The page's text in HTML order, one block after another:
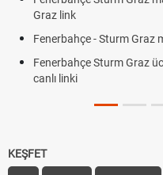
Graz link
Fenerbahçe - Sturm Graz
Fenerbahçe Sturm Graz
canlı linki
KEŞFET